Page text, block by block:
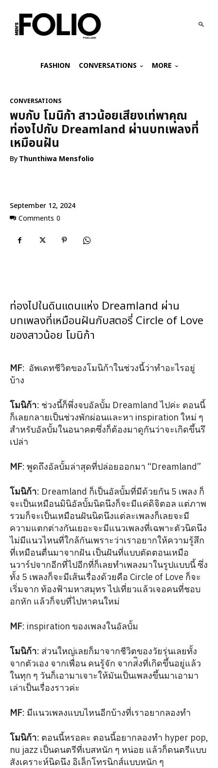
FASHION CONVERSATIONS MORE
September 12, 2024
Comments 0
CONVERSATIONS
พบกับ โมนิก้า สาวน้อยเสียงเท่พาคุณ
ท่องไปกับ Dreamland ผ่านบทเพลงที่
เหมือนฝัน
ByThunthiwa Mensfolio
ท่องไปในดินแดนแห่ง Dreamland ผ่าน
บทเพลงที่เหมือนฝันกับสตอรี่ Circle of Love
ของสาวน้อย โมนิก้า
MF: อัพเดทชีวิตของโมนิก้าในช่วงนี้ว่าทำอะไรอยู่
บ้าง
โมนิก้า: ช่วงนี้ก็พึ่งจบอัลบั้ม Dreamland ไปค่ะ ตอนนี้
ก็เลยกลายเป็นช่วงพักผ่อนและหา inspiration ใหม่ ๆ
สำหรับอัลบั้มในอนาคตซึ่งก็ต้องมาดูกันว่าจะเกิดขึ้นรึ
เปล่า
MF: พูดถึงอัลบั้มล่าสุดที่ปล่อยออกมา “Dreamland”
โมนิก้า: Dreamland ก็เป็นอัลบั้มที่มีด้วยกัน 5 เพลง ก็
จะเป็นเหมือนมินิอัลบั้มนิดนึงก็จะมีแค่ดิจิตอล แต่ภาพ
รวมก็จะเป็นเหมือนฝันนิดนึงแต่ละเพลงก็เลยจะมี
ความแตกต่างกันเยอะจะมีแนวเพลงที่เฉพาะตัวนิดนึง
ไม่มีแนวไหนที่ใกล้กันเพราะว่าเราอยากให้ความรู้สึก
ที่เหมือนตื่นมาจากฝัน เป็นฝันที่แบบตัดตอนเหมือ
นวาร์ปจากอีกที่ไปอีกที่ก็เลยทำเพลงมาในรูปแบบนี้ ซึ่ง
ทั้ง 5 เพลงก็จะมีเส้นเรื่องด้วยคือ Circle of Love ก็จะ
เริ่มจาก ท้องฟ้ามหาสมุทร ไปเที่ยวแล้วเจอคนที่ชอบ
อกหัก แล้วก็จบที่ไปหาคนใหม่
MF: inspiration ของเพลงในอัลบั้ม
โมนิก้า: ส่วนใหญ่เลยก็มาจากชีวิตของวัยรุ่นเลยทั้ง
จากตัวเอง จากเพื่อน คนรู้จัก จากส่ิงที่เกิดขึ้นอยู่แล้ว
ในทุก ๆ วันก็เอามาเจาะให้มันเป็นเพลงขึ้นมาเอามา
เล่าเป็นเรื่องราวค่ะ
MF: มีแนวเพลงแบบไหนอีกบ้างที่เราอยากลองทำ
โมนิก้า: ตอนนี้หรอคะ ตอนนี้อยากลองทำ hyper pop,
nu jazz เป็นดนตรีที่เบสหนัก ๆ หน่อย แล้วก็ดนตรีแบบ
สังเคราะห์นิดนึง อิเล็กโทรนิกส์แบบหนัก ๆ